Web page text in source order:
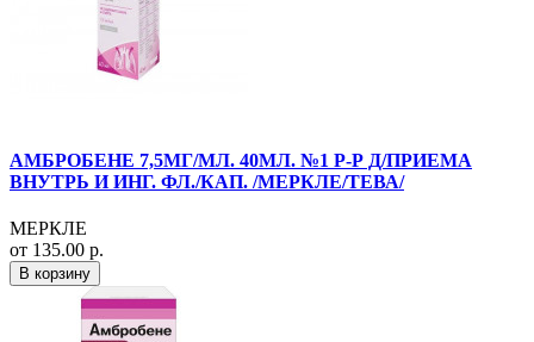
АМБРОБЕНЕ 7,5МГ/МЛ. 40МЛ. №1 Р-Р Д/ПРИЕМА
ВНУТРЬ И ИНГ. ФЛ./КАП. /МЕРКЛЕ/ТЕВА/
МЕРКЛЕ
от 135.00 р.
В корзину